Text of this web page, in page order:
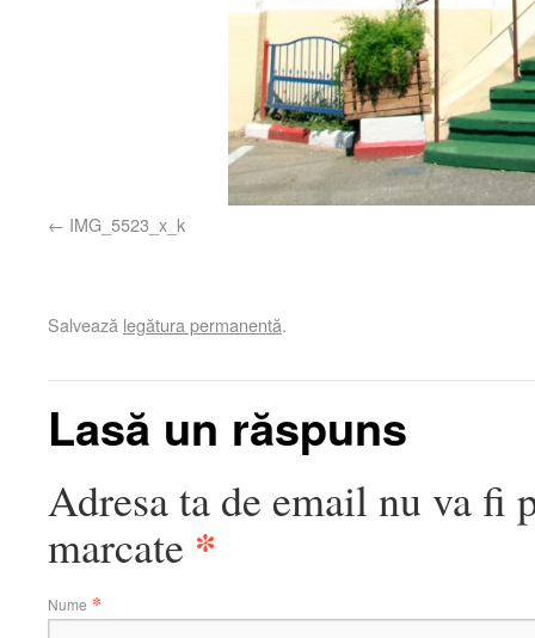
IMG_5523_x_k
Salvează legătura permanentă.
Lasă un răspuns
Adresa ta de email nu va fi
marcate *
Nume *